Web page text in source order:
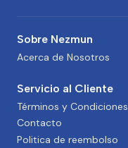
Sobre Nezmun
Acerca de Nosotros
Servicio al Cliente
Términos y Condiciones
Contacto
Politica de reembolso